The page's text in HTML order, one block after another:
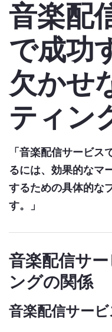
音楽配
で成功
欠かせ
ティン
「音楽配信サービ
るには、効果的なマ
するための具体的な
す。」
音楽配信サ
ングの関係
音楽配信サー